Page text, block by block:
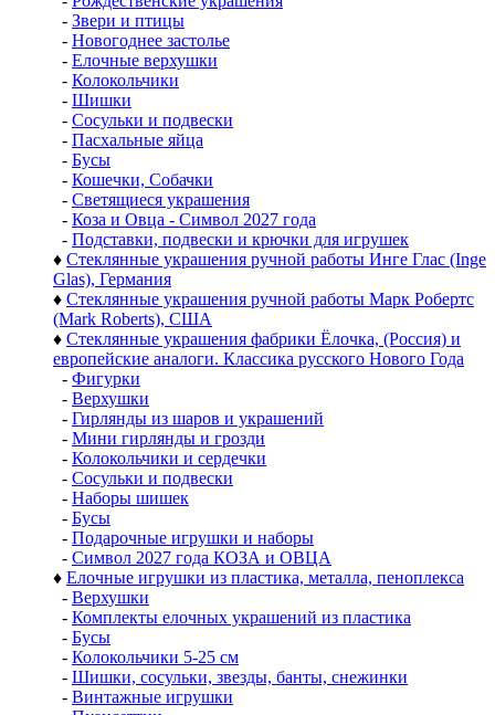
- Звери и птицы
- Новогоднее застолье
- Елочные верхушки
- Колокольчики
- Шишки
- Сосульки и подвески
- Пасхальные яйца
- Бусы
- Кошечки, Собачки
- Светящиеся украшения
- Коза и Овца - Символ 2027 года
- Подставки, подвески и крючки для игрушек
♦ Стеклянные украшения ручной работы Инге Глас (Inge
Glas), Германия
♦ Стеклянные украшения ручной работы Марк Робертс
(Mark Roberts), США
♦ Стеклянные украшения фабрики Ёлочка, (Россия) и
европейские аналоги. Классика русского Нового Года
- Фигурки
- Верхушки
- Гирлянды из шаров и украшений
- Мини гирлянды и грозди
- Колокольчики и сердечки
- Сосульки и подвески
- Наборы шишек
- Бусы
- Подарочные игрушки и наборы
- Символ 2027 года КОЗА и ОВЦА
♦ Елочные игрушки из пластика, металла, пеноплекса
- Верхушки
- Комплекты елочных украшений из пластика
- Бусы
- Колокольчики 5-25 см
- Шишки, сосульки, звезды, банты, снежинки
- Винтажные игрушки